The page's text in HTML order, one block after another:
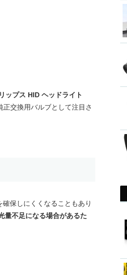
ップス HID ヘッドライト
交換用バルブとして注目さ
保しにくくなることもあり
量不足になる場合があるた